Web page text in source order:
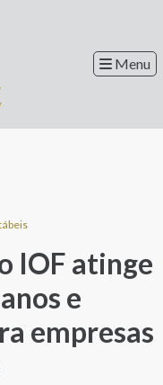
Menu
IOF atinge
e
empresas